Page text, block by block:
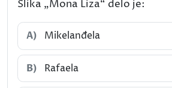
Slika „Mona Liza“ delo je:
A) Mikelanđela
B) Rafaela